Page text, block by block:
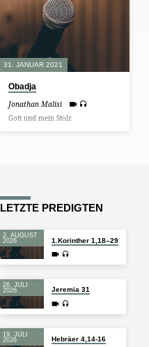
31. JANUAR 2021
Obadja
Jonathan Malisi
Gott und mein Stolz
LETZTE PREDIGTEN
2. AUGUST
2026
1.Korinther 1,18–29
26. JULI
2026
Jeremia 31
19. JULI
2026
Hebräer 4,14-16